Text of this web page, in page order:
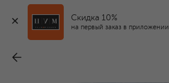
Скидка 10%
на первый заказ в приложении